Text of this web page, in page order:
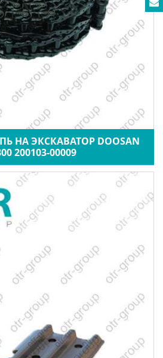
НА ЭКСКАВАТОР DOOSAN
200103-00009